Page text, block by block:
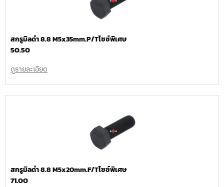
สกรูมิลดำ 8.8 M5x35mm.P/Tไซซ์พิเศษ
50.50
ดูรายละเอียด
สกรูมิลดำ 8.8 M5x20mm.F/Tไซซ์พิเศษ
71.00